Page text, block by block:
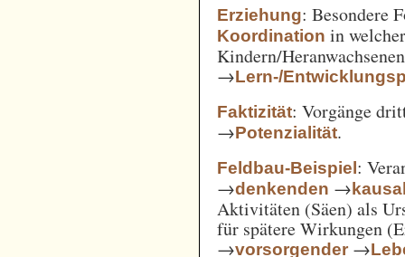
Erziehung: Besondere
Koordination in
Kindern/
→Lern-/
Faktizität: Vorgänge
→Potenzialität.
Feldbau-Beispiel:
→denkenden →
Aktivitäten (Säen) als
für spätere Wirkungen
→vorsorgender →